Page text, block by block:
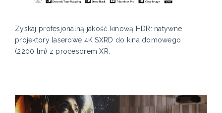
Zyskaj profesjonalną jakość kinową HDR: natywne
projektory laserowe 4K SXRD do kina domowego
(2200 lm) z procesorem XR.